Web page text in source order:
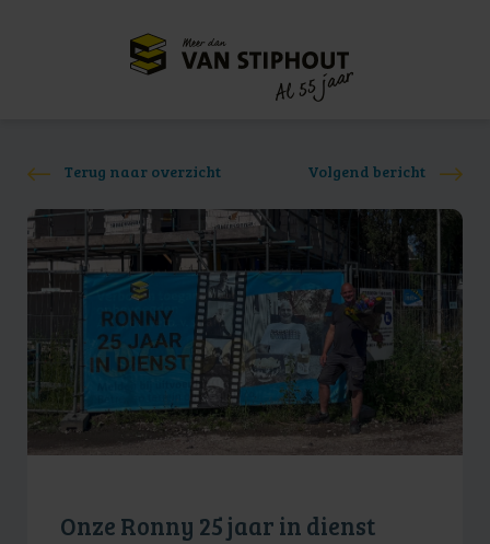
Meer dan
Al 55 jaar
Terug naar overzicht Volgend bericht
Onze Ronny 25 jaar in dienst